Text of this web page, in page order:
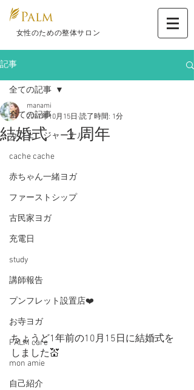
​ 女性のための整体サロン
記事
全ての記事
カフェ ジャーナル
cache cache
赤ちゃん一緒ヨガ
ファーストシップ
古民家ヨガ
充電日
study
講師報告
プンフレット設置店❤️
お寺ヨガ
PALM care
mon amie
自己紹介
全ての記事
結婚式 １周年
manami
2017年10月15日 読了時間: 1分
ちょうど1年前の10月15日に結婚式を
しました💒
.